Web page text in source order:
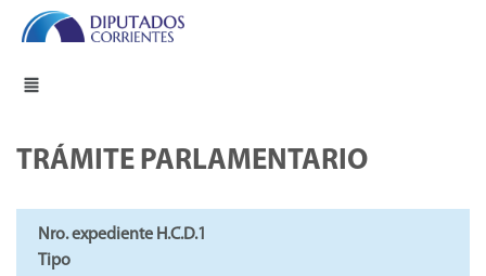
TRÁMITE PARLAMENTARIO
Nro. expediente H.C.D.1
Tipo